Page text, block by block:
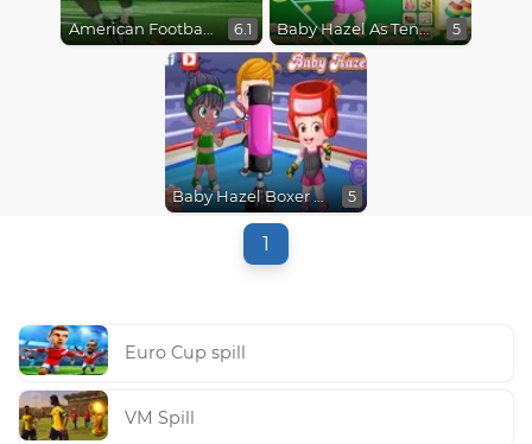
American Football Kicks 6.1 Baby Hazel As Tennis Dressup 5
Baby Hazel Boxer Dressup 5
1
Euro Cup spill
VM Spill